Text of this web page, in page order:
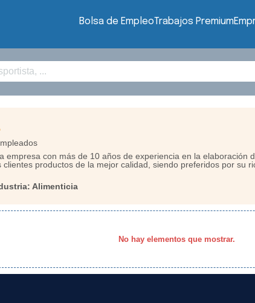
Bolsa de EmpleoTrabajos Premium
empresa con más de 10 años de experiencia en la elaboración
clientes productos de la mejor calidad, siendo preferidos por su
Alimenticia
No hay elementos que mostrar.